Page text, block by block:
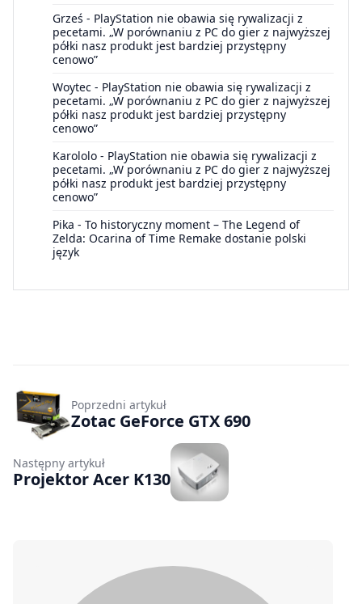
Grześ - PlayStation nie obawia się rywalizacji z
pecetami. „W porównaniu z PC do gier z najwyższej
półki nasz produkt jest bardziej przystępny
cenowo”
Woytec - PlayStation nie obawia się rywalizacji z
pecetami. „W porównaniu z PC do gier z najwyższej
półki nasz produkt jest bardziej przystępny
cenowo”
Karololo - PlayStation nie obawia się rywalizacji z
pecetami. „W porównaniu z PC do gier z najwyższej
półki nasz produkt jest bardziej przystępny
cenowo”
Pika - To historyczny moment – The Legend of
Zelda: Ocarina of Time Remake dostanie polski
język
Poprzedni artykuł
Zotac GeForce GTX 690
Następny artykuł
Projektor Acer K130